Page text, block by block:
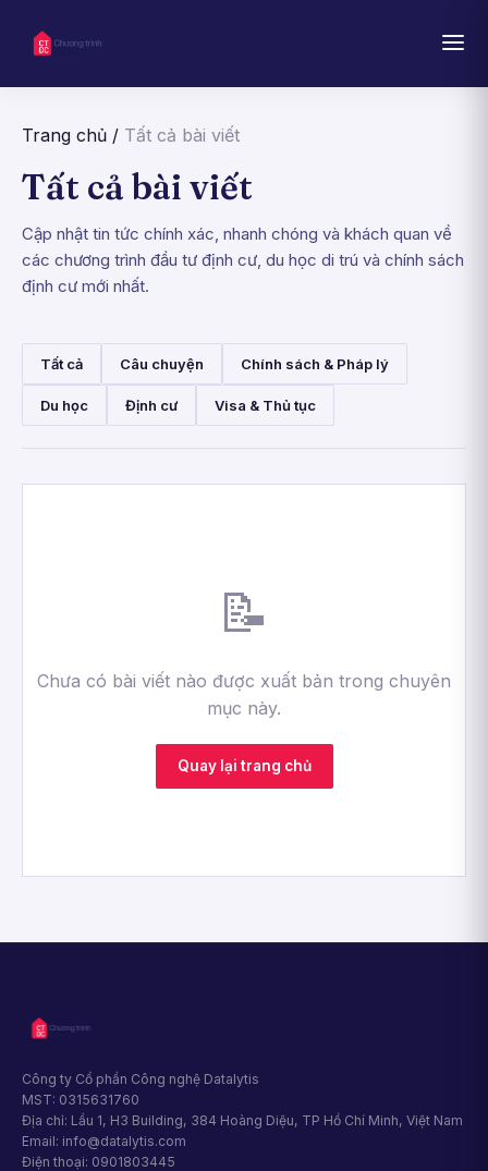
Trang chủ / Tất cả bài viết
Tất cả bài viết
Cập nhật tin tức chính xác, nhanh chóng và khách quan về
các chương trình đầu tư định cư, du học di trú và chính sách
định cư mới nhất.
Tất cả Câu chuyện Chính sách & Pháp lý
Du học Định cư Visa & Thủ tục
📝
Chưa có bài viết nào được xuất bản trong chuyên
mục này.
Quay lại trang chủ
Công ty Cổ phần Công nghệ Datalytis
MST: 0315631760
Địa chỉ: Lầu 1, H3 Building, 384 Hoàng Diệu, TP Hồ Chí Minh, Việt Nam
Email: info@datalytis.com
Điện thoại: 0901803445